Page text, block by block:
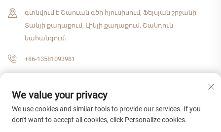
գտնվում է Շաուան գծի հյուսիսում, Ֆեյսյան շրջանի
Տանյի քաղաքում, Լինյի քաղաքում, Շանդուն
նահանգում։
+86-13581093981
Հեղինակային իրավունք © 2026 Շանդուն Չժենշիցզիե միջազգային
We value your privacy
We use cookies and similar tools to provide our services. If you
don't want to accept all cookies, click Personalize cookies.